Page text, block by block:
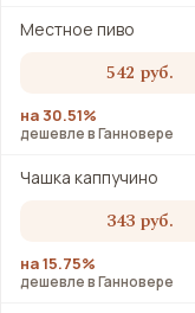
Местное пиво
542 руб.
на 30.51%
дешевле в Ганновере
Чашка каппучино
343 руб.
на 15.75%
дешевле в Ганновере